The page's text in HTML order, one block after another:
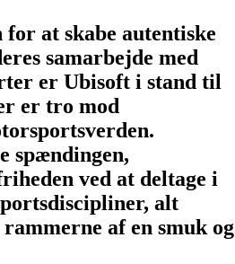
for at skabe autentiske
samarbejde med
er Ubisoft i stand til
er tro mod
spændingen,
ved at deltage i
alt
af en smuk og